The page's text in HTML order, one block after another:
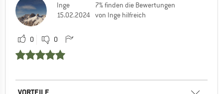
Inge
15.02.2024
7% finden die Bewertungen
von Inge hilfreich
0 0